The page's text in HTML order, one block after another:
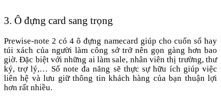
3. Ô đựng card sang trọng
Prewise-note 2 có 4 ô đựng namecard giúp cho cuốn sổ hay
túi xách của người làm công sở trở nên gọn gàng hơn bao
giờ. Đặc biệt với những ai làm sale, nhân viên thị trường, thư
ký, trợ lý,… Sổ note đa năng sẽ thực sự hữu ích giúp việc
liên hệ và lưu giữ thông tin khách hàng của bạn thuận lợi
hơn rất nhiều.